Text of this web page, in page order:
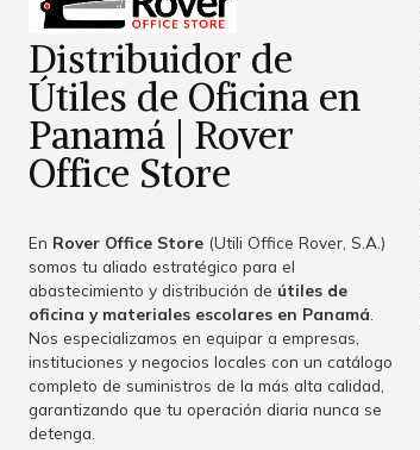
Distribuidor de
Útiles de Oficina en
Panamá | Rover
Office Store
En Rover Office Store (Utili Office Rover, S.A.)
somos tu aliado estratégico para el
abastecimiento y distribución de útiles de
oficina y materiales escolares en Panamá
Nos especializamos en equipar a empresas,
instituciones y negocios locales con un catálogo
completo de suministros de la más alta calidad,
garantizando que tu operación diaria nunca se
detenga.